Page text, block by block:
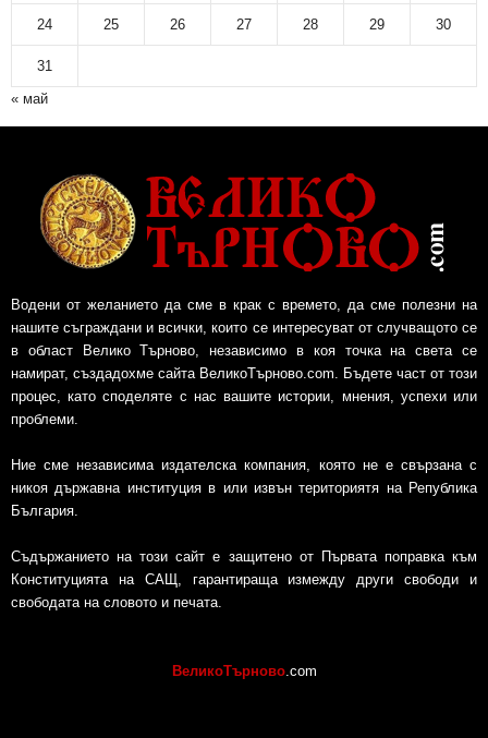
24 25 26 27 28 29 30
31
« май
Водени от желанието да сме в крак с времето, да сме полезни на
нашите съграждани и всички, които се интересуват от случващото се
в област Велико Търново, независимо в коя точка на света се
намират, създадохме сайта ВеликоТърново.com. Бъдете част от този
процес, като споделяте с нас вашите истории, мнения, успехи или
проблеми.
Ние сме независима издателска компания, която не е свързана с
никоя държавна институция в или извън териториятя на Република
България.
Съдържанието на този сайт е защитено от Първата поправка към
Конституцията на САЩ, гарантираща измежду други свободи и
свободата на словото и печата.
ВеликоТърново.com